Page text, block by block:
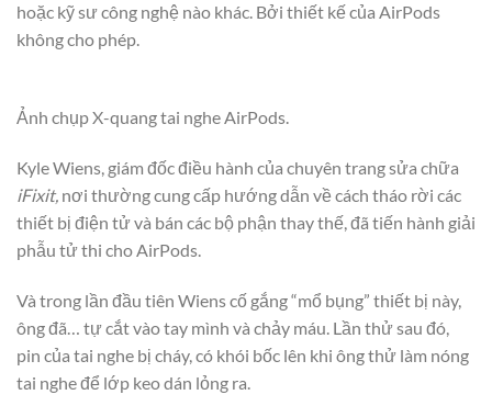
hoặc kỹ sư công nghệ nào khác. Bởi thiết kế của AirPods
không cho phép.
Ảnh chụp X-quang tai nghe AirPods.
Kyle Wiens, giám đốc điều hành của chuyên trang sửa chữa
iFixit, nơi thường cung cấp hướng dẫn về cách tháo rời các
thiết bị điện tử và bán các bộ phận thay thế, đã tiến hành giải
phẫu tử thi cho AirPods.
Và trong lần đầu tiên Wiens cố gắng “mổ bụng” thiết bị này,
ông đã… tự cắt vào tay mình và chảy máu. Lần thử sau đó,
pin của tai nghe bị cháy, có khói bốc lên khi ông thử làm nóng
tai nghe để lớp keo dán lỏng ra.